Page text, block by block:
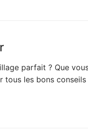
parfait ? Que
tous les bons